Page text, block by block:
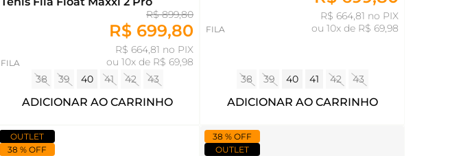
R$ 899,80
R$ 699,80
R$ 664,81 no PIX
ou 10x de R$ 69,98
FILA
38 39 40 41 42 43
ADICIONAR AO CARRINHO
R$ 664,81 no PIX
ou 10x de R$ 69,98
FILA
38 39 40 41 42 43
ADICIONAR AO CARRINHO
OUTLET
38 % OFF
38 % OFF
OUTLET